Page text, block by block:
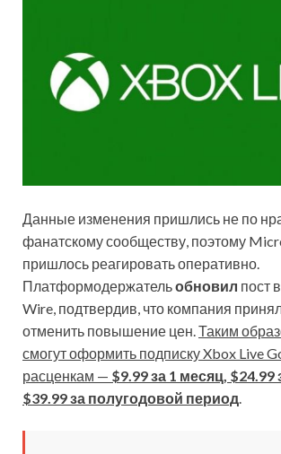
Данные изменения пришлись не по
фанатскому сообществу, поэтому
пришлось реагировать оперативно.
Платформодержательобновил пост
Wire, подтвердив, что компания
отменить повышение цен. Таким
смогут оформить подписку Xbox Live
расценкам — $9.99 за 1 месяц, $24.99
$39.99 за полугодовой период